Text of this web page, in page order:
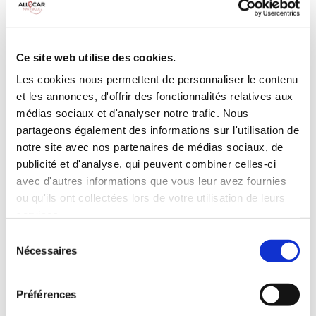
Ce site web utilise des cookies.
Les cookies nous permettent de personnaliser le contenu
et les annonces, d'offrir des fonctionnalités relatives aux
médias sociaux et d'analyser notre trafic. Nous
partageons également des informations sur l'utilisation de
notre site avec nos partenaires de médias sociaux, de
publicité et d'analyse, qui peuvent combiner celles-ci
avec d'autres informations que vous leur avez fournies
ou qu'ils ont collectées lors de votre utilisation de leurs
Nécessaires
Préférences
Galerie de toit Habillage Bois
Camera de recul
Cloison de
INCLUS À LA LOCATION
Killométrage illimité
Assurance tous risques (hors franchise)
Carburant : plein à rendre plein
CONDITIONS DE LOCATION
Age minimum :20 ans